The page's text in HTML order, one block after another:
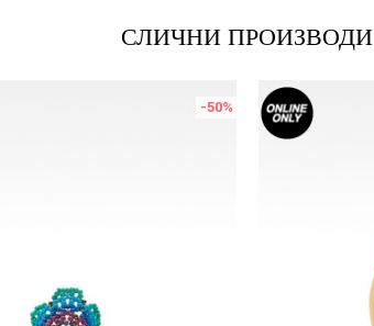
СЛИЧНИ ПРОИЗВОДИ
-50%